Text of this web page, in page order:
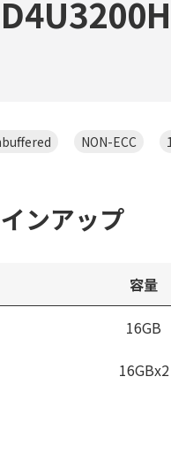
NON-ECC
ンアップ
容量
16GB
16GBx2